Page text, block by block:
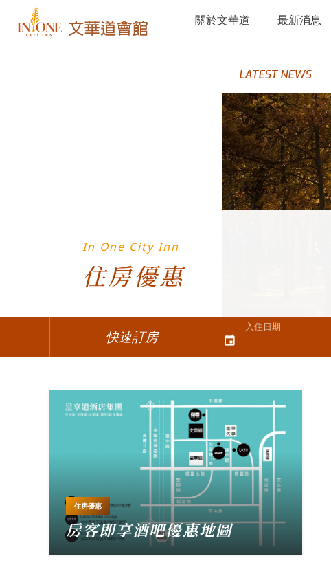
關於文華道 最新消息
LATEST NEWS
In One City Inn
住房優惠
快速訂房
入住日期
event
住房優惠
房客即享酒吧優惠地圖